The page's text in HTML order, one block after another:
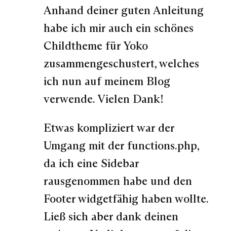
Anhand deiner guten Anleitung
habe ich mir auch ein schönes
Childtheme für Yoko
zusammengeschustert, welches
ich nun auf meinem Blog
verwende. Vielen Dank!
Etwas kompliziert war der
Umgang mit der functions.php,
da ich eine Sidebar
rausgenommen habe und den
Footer widgetfähig haben wollte.
Ließ sich aber dank deinen